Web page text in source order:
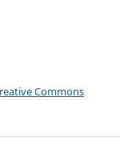
Commons